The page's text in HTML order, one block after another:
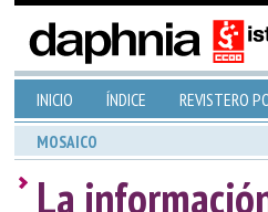
INICIO ÍNDICE REVISTERO
MOSAICO
La